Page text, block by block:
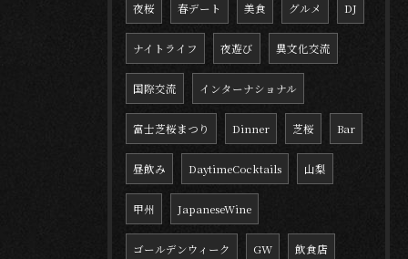
夜桜 春デート 美食 グルメ DJ
ナイトライフ 夜遊び 異文化交流
国際交流 インターナショナル
富士芝桜まつり Dinner 芝桜 Bar
昼飲み DaytimeCocktails 山梨
甲州 JapaneseWine
ゴールデンウィーク GW 飲食店